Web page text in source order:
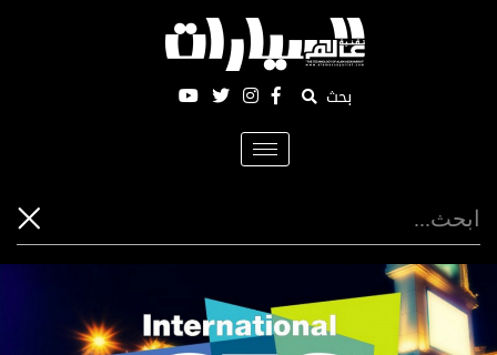
بحث
Toggle
navigation